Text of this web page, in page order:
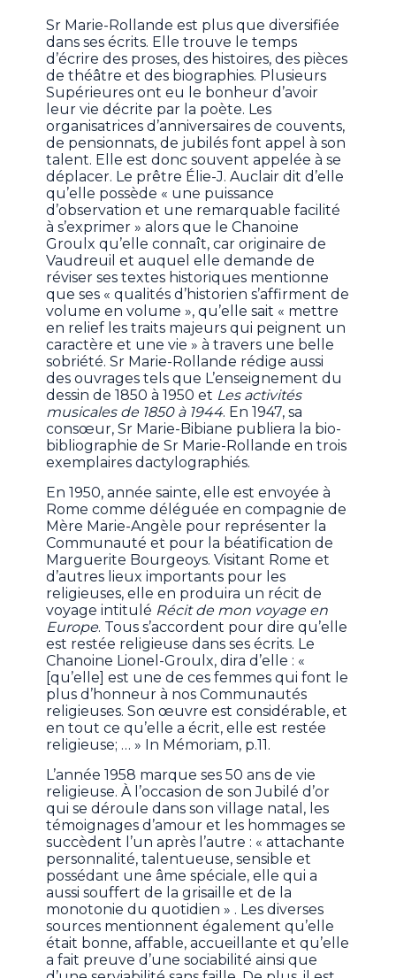
Sr Marie-Rollande est plus que diversifiée
dans ses écrits. Elle trouve le temps
d’écrire des proses, des histoires, des pièces
de théâtre et des biographies. Plusieurs
Supérieures ont eu le bonheur d’avoir
leur vie décrite par la poète. Les
organisatrices d’anniversaires de couvents,
de pensionnats, de jubilés font appel à son
talent. Elle est donc souvent appelée à se
déplacer. Le prêtre Élie-J. Auclair dit d’elle
qu’elle possède « une puissance
d’observation et une remarquable facilité
à s’exprimer » alors que le Chanoine
Groulx qu’elle connaît, car originaire de
Vaudreuil et auquel elle demande de
réviser ses textes historiques mentionne
que ses « qualités d’historien s’affirment de
volume en volume », qu’elle sait « mettre
en relief les traits majeurs qui peignent un
caractère et une vie » à travers une belle
sobriété. Sr Marie-Rollande rédige aussi
des ouvrages tels que L’enseignement du
dessin de 1850 à 1950 et Les activités
musicales de 1850 à 1944. En 1947, sa
consœur, Sr Marie-Bibiane publiera la bio-
bibliographie de Sr Marie-Rollande en trois
exemplaires dactylographiés.
En 1950, année sainte, elle est envoyée à
Rome comme déléguée en compagnie de
Mère Marie-Angèle pour représenter la
Communauté et pour la béatification de
Marguerite Bourgeoys. Visitant Rome et
d’autres lieux importants pour les
religieuses, elle en produira un récit de
voyage intitulé Récit de mon voyage en
Europe. Tous s’accordent pour dire qu’elle
est restée religieuse dans ses écrits. Le
Chanoine Lionel-Groulx, dira d’elle : «
[qu’elle] est une de ces femmes qui font le
plus d’honneur à nos Communautés
religieuses. Son œuvre est considérable, et
en tout ce qu’elle a écrit, elle est restée
religieuse; … » In Mémoriam, p.11.
L’année 1958 marque ses 50 ans de vie
religieuse. À l’occasion de son Jubilé d’or
qui se déroule dans son village natal, les
témoignages d’amour et les hommages se
succèdent l’un après l’autre : « attachante
personnalité, talentueuse, sensible et
possédant une âme spéciale, elle qui a
aussi souffert de la grisaille et de la
monotonie du quotidien » . Les diverses
sources mentionnent également qu’elle
était bonne, affable, accueillante et qu’elle
a fait preuve d’une sociabilité ainsi que